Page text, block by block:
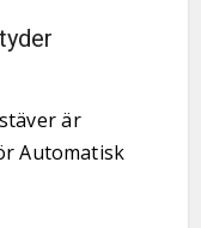
är
Automatisk